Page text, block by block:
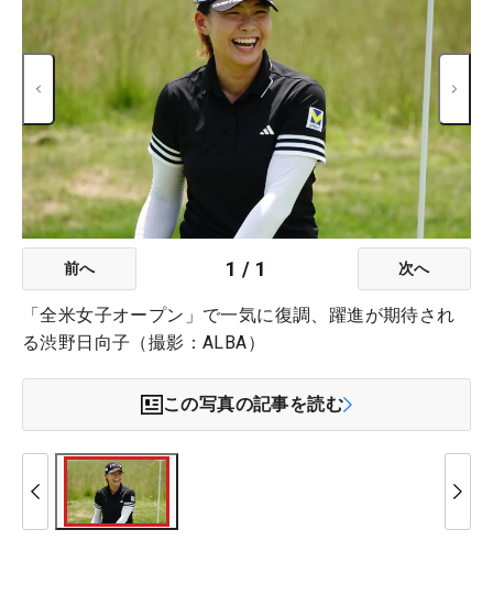
前へ 1 / 1 次へ
「全米女子オープン」で一気に復調、躍進が期待され
る渋野日向子（撮影：ALBA）
この写真の記事を読む